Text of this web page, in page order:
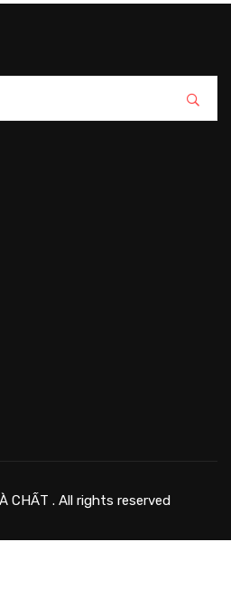
CHẤT . All rights reserved